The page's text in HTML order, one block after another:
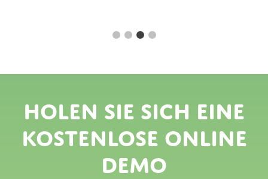
Holen Sie sich eine
kostenlose Online
Demo